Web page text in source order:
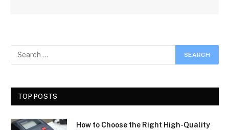
TOP POSTS
How to Choose the Right High-Quality